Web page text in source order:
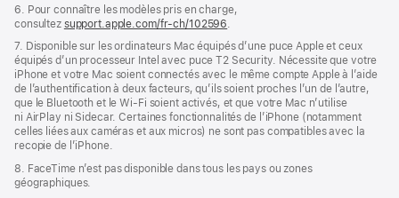
6. Pour connaître les modèles pris en charge,
consultez support.apple.com/fr-ch/102596
7. Disponible sur les ordinateurs Mac équipés d’une puce Apple et ceux
équipés d’un processeur Intel avec puce T2 Security. Nécessite que votre
iPhone et votre Mac soient connectés avec le même compte Apple à l’aide
de l’authentification à deux facteurs, qu’ils soient proches l’un de l’autre,
que le Bluetooth et le Wi-Fi soient activés, et que votre Mac n’utilise
ni AirPlay ni Sidecar. Certaines fonctionnalités de l’iPhone (notamment
celles liées aux caméras et aux micros) ne sont pas compatibles avec la
recopie de l’iPhone.
8. FaceTime n’est pas disponible dans tous les pays ou zones
géographiques.